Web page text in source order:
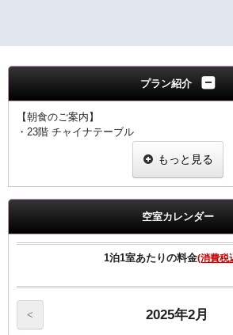
プラン紹介
【朝食のご案内】
・23階 チャイナテーブル
「定食スタイル」での提供と
☆Wi-Fi 及び有線LAN環境完備
☆有料VOD（ビデオ・オン・デマンド）対応
☆館内にコンビニあり
☆シングル11㎡のお部屋のベットサイズは120
☆セミダブルとはシングル15㎡の2名様利用です
もっと見る
空室カレンダー
1泊1室あたりの料金(消費税
< 2025年2月